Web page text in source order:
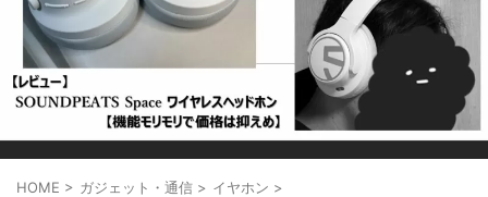
HOME > ガジェット・通信 > イヤホン >